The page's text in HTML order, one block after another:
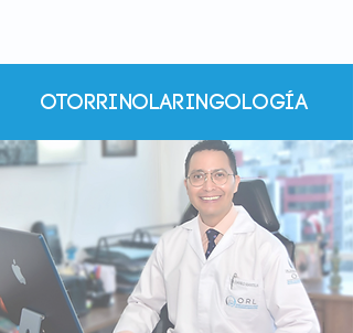
Otorrinolaringología